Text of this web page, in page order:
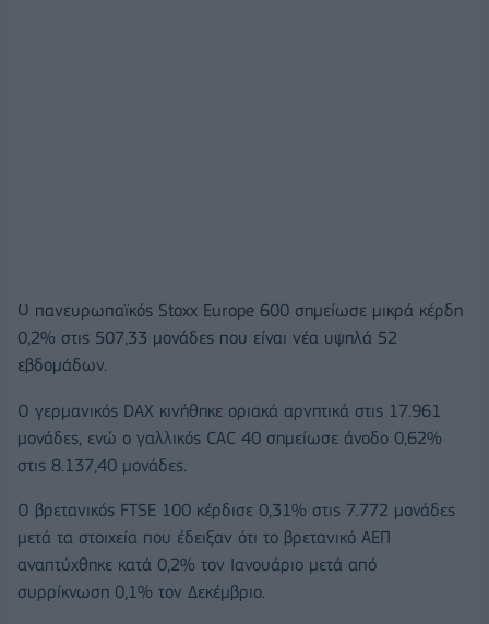
Ο πανευρωπαϊκός Stoxx Europe 600 σημείωσε μικρά κέρδη
0,2% στις 507,33 μονάδες που είναι νέα υψηλά 52
εβδομάδων.
Ο γερμανικός DAX κινήθηκε οριακά αρνητικά στις 17.961
μονάδες, ενώ ο γαλλικός CAC 40 σημείωσε άνοδο 0,62%
στις 8.137,40 μονάδες.
Ο βρετανικός FTSE 100 κέρδισε 0,31% στις 7.772 μονάδες
μετά τα στοιχεία που έδειξαν ότι το βρετανικό ΑΕΠ
αναπτύχθηκε κατά 0,2% τον Ιανουάριο μετά από
συρρίκνωση 0,1% τον Δεκέμβριο.